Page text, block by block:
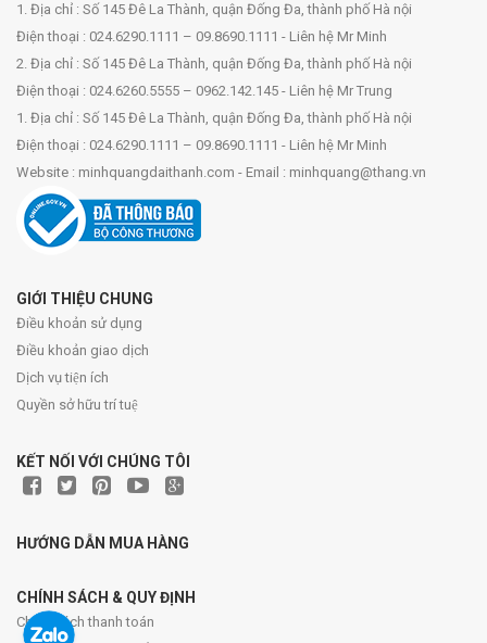
1. Địa chỉ : Số 145 Đê La Thành, quận Đống Đa, thành phố Hà nội
Điện thoại : 024.6290.1111 – 09.8690.1111 - Liên hệ Mr Minh
2. Địa chỉ : Số 145 Đê La Thành, quận Đống Đa, thành phố Hà nội
Điện thoại : 024.6260.5555 – 0962.142.145 - Liên hệ Mr Trung
1. Địa chỉ : Số 145 Đê La Thành, quận Đống Đa, thành phố Hà nội
Điện thoại : 024.6290.1111 – 09.8690.1111 - Liên hệ Mr Minh
Website : minhquangdaithanh.com - Email : minhquang@thang.vn
GIỚI THIỆU CHUNG
Điều khoản sử dụng
Điều khoản giao dịch
Dịch vụ tiện ích
Quyền sở hữu trí tuệ
KẾT NỐI VỚI CHÚNG TÔI
HƯỚNG DẪN MUA HÀNG
CHÍNH SÁCH & QUY ĐỊNH
Chính sách thanh toán